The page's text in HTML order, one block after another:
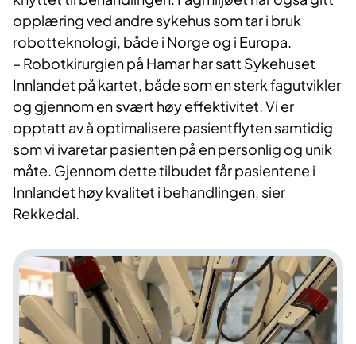
opplæring ved andre sykehus som tar i bruk
robotteknologi, både i Norge og i Europa.
– Robotkirurgien på Hamar har satt Sykehuset
Innlandet på kartet, både som en sterk fagutvikler
og gjennom en svært høy effektivitet. Vi er
opptatt av å optimalisere pasientflyten samtidig
som vi ivaretar pasienten på en personlig og unik
måte. Gjennom dette tilbudet får pasientene i
Innlandet høy kvalitet i behandlingen, sier
Rekkedal.